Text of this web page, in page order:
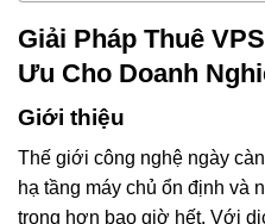
Giải Pháp Thuê
Ưu Cho Doanh
Giới thiệu
Thế giới công nghệ ngày
hạ tầng máy chủ ổn định và
trọng hơn bao giờ hết. Với